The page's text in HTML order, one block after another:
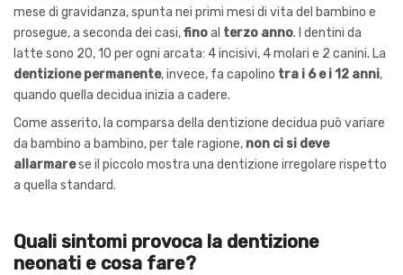
mese di gravidanza, spunta nei primi mesi di vita del bambino e
prosegue, a seconda dei casi,finoal terzo anno. I dentini da
latte sono 20, 10 per ogni arcata: 4 incisivi, 4 molari e 2 canini. La
dentizione permanente, invece, fa capolino tra i 6 e i 12 anni,
quando quella decidua inizia a cadere.
Come asserito, la comparsa della dentizione decidua può variare
da bambino a bambino, per tale ragione, non ci si deve
allarmarese il piccolo mostra una dentizione irregolare rispetto
a quella standard.
Quali sintomi provoca la dentizione
neonati e cosa fare?